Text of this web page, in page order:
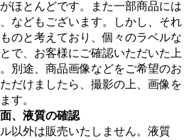
ほとんどです。また一部商品には
などもございます。しかし、それ
のと考えており、個々のラベルな
で、お客様にご確認いただいた上
別途、商品画像などをご希望のお
だけましたら、撮影の上、画像を
す。
、液質の確認
以外は販売いたしません。液質